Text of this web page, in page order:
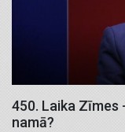
450. Laika Zīmes
namā?